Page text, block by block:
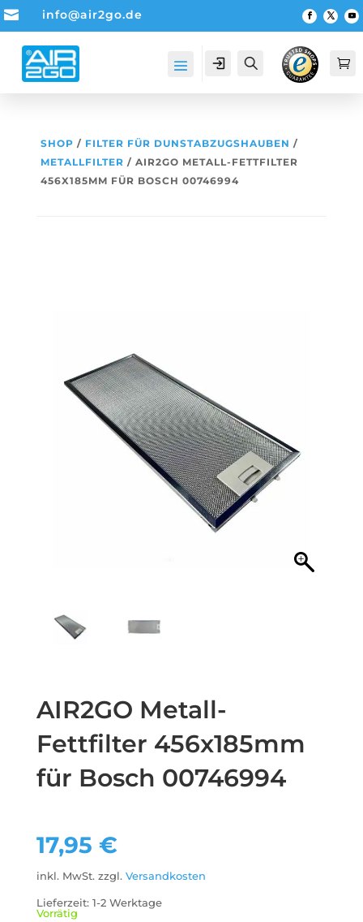
 info@air2go.de
Account Suche 
SHOP / FILTER FÜR DUNSTABZUGSHAUBEN /
METALLFILTER / AIR2GO METALL-FETTFILTER
456X185MM FÜR BOSCH 00746994
AIR2GO Metall-
Fettfilter 456x185mm
für Bosch 00746994
17,95 €
inkl. MwSt. zzgl. Versandkosten
Lieferzeit: 1-2 Werktage
Vorrätig